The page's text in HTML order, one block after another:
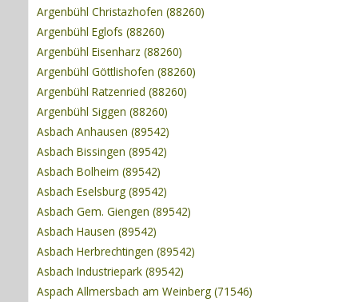
Argenbühl Christazhofen (88260)
Argenbühl Eglofs (88260)
Argenbühl Eisenharz (88260)
Argenbühl Göttlishofen (88260)
Argenbühl Ratzenried (88260)
Argenbühl Siggen (88260)
Asbach Anhausen (89542)
Asbach Bissingen (89542)
Asbach Bolheim (89542)
Asbach Eselsburg (89542)
Asbach Gem. Giengen (89542)
Asbach Hausen (89542)
Asbach Herbrechtingen (89542)
Asbach Industriepark (89542)
Aspach Allmersbach am Weinberg (71546)